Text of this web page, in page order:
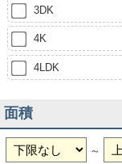
3DK
4K
4LDK
面積
～